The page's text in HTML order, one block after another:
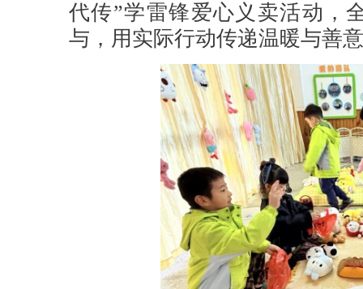
代传”学雷锋爱心义卖活动，
与，用实际行动传递温暖与善